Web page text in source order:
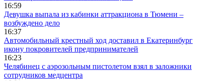
16:59
Девушка выпала из кабинки аттракциона в Тюмени –
возбуждено дело
16:37
Автомобильный крестный ход доставил в Екатеринбург
икону покровителей предпринимателей
16:23
Челябинец с аэрозольным пистолетом взял в заложники
сотрудников медцентра